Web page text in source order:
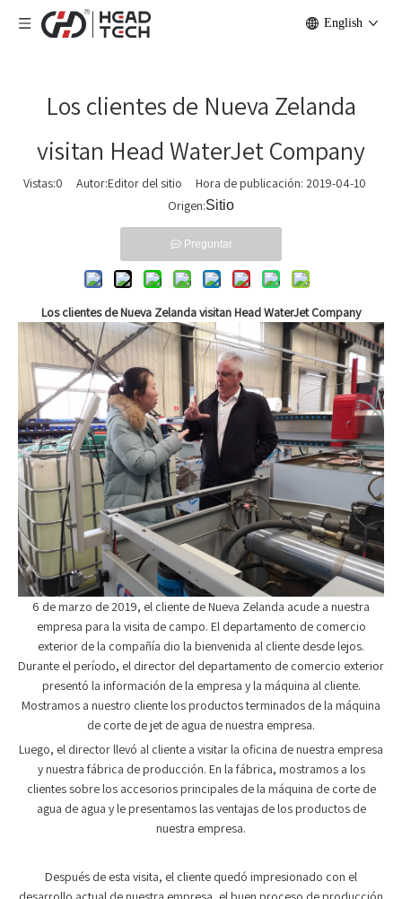
English
Los clientes de Nueva Zelanda
visitan Head WaterJet Company
Vistas:0 Autor:Editor del sitio Hora de publicación: 2019-04-10
Origen:Sitio
Preguntar
Los clientes de Nueva Zelanda visitan Head WaterJet Company
6 de marzo de 2019, el cliente de Nueva Zelanda acude a nuestra
empresa para la visita de campo. El departamento de comercio
exterior de la compañía dio la bienvenida al cliente desde lejos.
Durante el período, el director del departamento de comercio exterior
presentó la información de la empresa y la máquina al cliente.
Mostramos a nuestro cliente los productos terminados de la máquina
de corte de jet de agua de nuestra empresa.
Luego, el director llevó al cliente a visitar la oficina de nuestra empresa
y nuestra fábrica de producción. En la fábrica, mostramos a los
clientes sobre los accesorios principales de la máquina de corte de
agua de agua y le presentamos las ventajas de los productos de
nuestra empresa.
Después de esta visita, el cliente quedó impresionado con el